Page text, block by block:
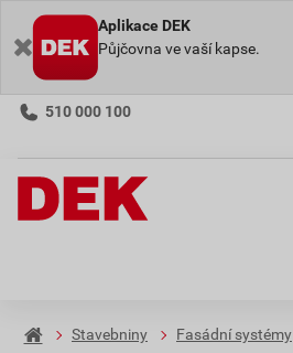
Aplikace DEK
Půjčovna ve vaší kapse.
510 000 100
Stavebniny
Fasádní systémy